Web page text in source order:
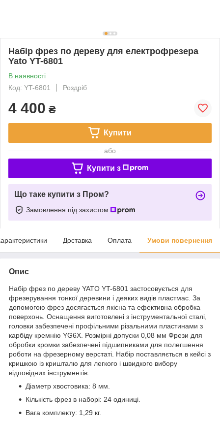
Набір фрез по дереву для електрофрезера
Yato YT-6801
В наявності
Код: YT-6801
Роздріб
4 400 ₴
Купити
або
Купити з
Що таке купити з Пром?
Замовлення під захистом
Доставка Оплата Умови повернення
Опис
Набір фрез по дереву YATO YT-6801 застосовується для
фрезерування тонкої деревини і деяких видів пластмас. За
допомогою фрез досягається якісна та ефективна обробка
поверхонь. Оснащення виготовлені з інструментальної сталі,
головки забезпечені профільними різальними пластинами з
карбіду кремнію YG6X. Розмірні допуски 0,08 мм Фрези для
обробки кромки забезпечені підшипниками для полегшення
роботи на фрезерному верстаті. Набір поставляється в кейсі з
кришкою із кришталю для легкого і швидкого вибору
відповідних інструментів.
Діаметр хвостовика: 8 мм.
Кількість фрез в наборі: 24 одиниці.
Вага комплекту: 1,29 кг.